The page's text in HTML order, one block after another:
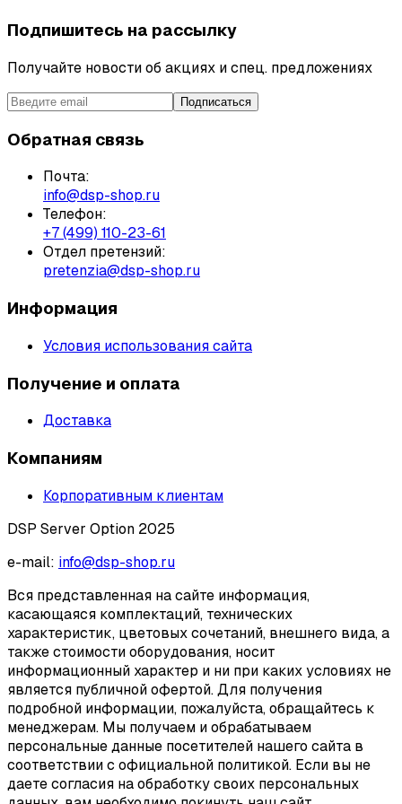
Подпишитесь на рассылку
Получайте новости об акциях и спец. предложениях
Подписаться
Обратная связь
Почта:
info@dsp-shop.ru
Телефон:
+7 (499) 110-23-61
Отдел претензий:
pretenzia@dsp-shop.ru
Информация
Условия использования сайта
Получение и оплата
Доставка
Компаниям
Корпоративным клиентам
DSP Server Option 2025
e-mail: info@dsp-shop.ru
Вся представленная на сайте информация,
касающаяся комплектаций, технических
характеристик, цветовых сочетаний, внешнего вида, а
также стоимости оборудования, носит
информационный характер и ни при каких условиях не
является публичной офертой. Для получения
подробной информации, пожалуйста, обращайтесь к
менеджерам. Мы получаем и обрабатываем
персональные данные посетителей нашего сайта в
соответствии с официальной политикой. Если вы не
даете согласия на обработку своих персональных